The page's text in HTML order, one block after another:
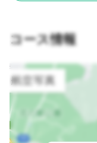
コース情報